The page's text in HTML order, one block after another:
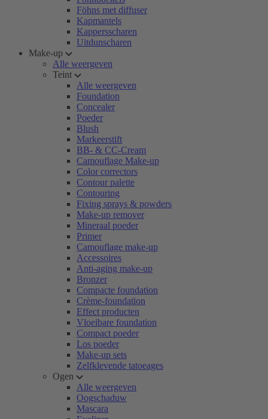
Föhns met diffuser
Kapmantels
Kappersscharen
Uitdunscharen
Make-up
Alle weergeven
Teint
Alle weergeven
Foundation
Concealer
Poeder
Blush
Markeerstift
BB- & CC-Cream
Camouflage Make-up
Color correctors
Contour palette
Contouring
Fixing sprays & powders
Make-up remover
Mineraal poeder
Primer
Camouflage make-up
Accessoires
Anti-aging make-up
Bronzer
Compacte foundation
Crème-foundation
Effect producten
Vloeibare foundation
Compact poeder
Los poeder
Make-up sets
Zelfklevende tatoeages
Ogen
Alle weergeven
Oogschaduw
Mascara